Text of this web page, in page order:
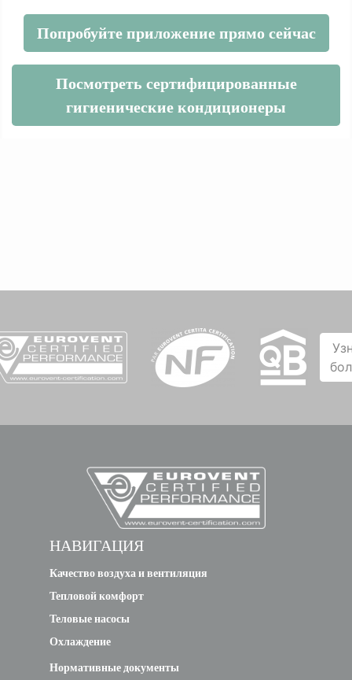
Попробуйте приложение прямо сейчас
Посмотреть сертифицированные
гигиенические кондиционеры
НАВИГАЦИЯ
Качество воздуха и вентиляция
Тепловой комфорт
Теловые насосы
Охлаждение
Нормативные документы